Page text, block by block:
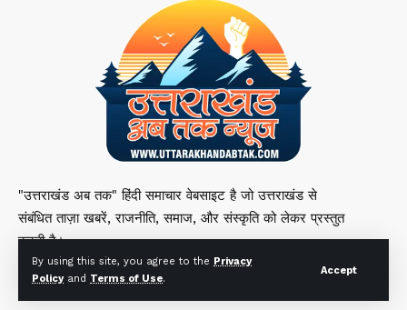
By using this site, you agree to the Privacy
Policyand Terms of Use.
Accept
"उत्तराखंड अब तक" हिंदी समाचार वेबसाइट है जो उत्तराखंड से
संबंधित ताज़ा खबरें, राजनीति, समाज, और संस्कृति को लेकर प्रस्तुत
करती है।